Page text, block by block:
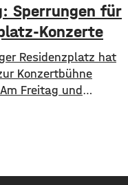
Sperrungen für
Konzerte
Residenzplatz hat
Konzertbühne
Freitag und
das Konzert des